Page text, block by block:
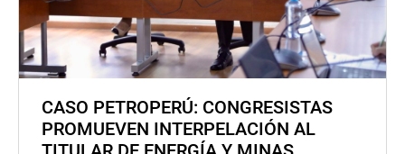
CASO PETROPERÚ: CONGRESISTAS
PROMUEVEN INTERPELACIÓN AL